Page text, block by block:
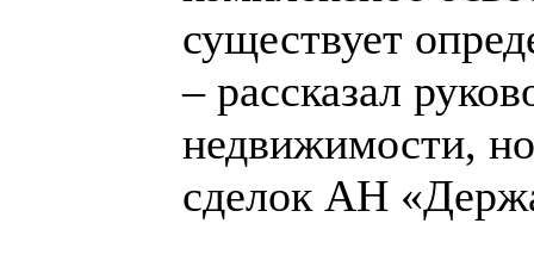
существует
– рассказал
недвижимости,
сделок АН